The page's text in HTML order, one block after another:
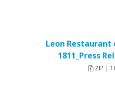
Leon Restaurant
1811_Press
ZIP |